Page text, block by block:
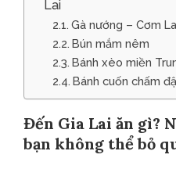
Lai
Gà nướng – Cơm
Bún mắm nêm
Bánh xèo miền
Bánh cuốn chấm
Đến Gia Lai ăn gì?
bạn không thể bỏ